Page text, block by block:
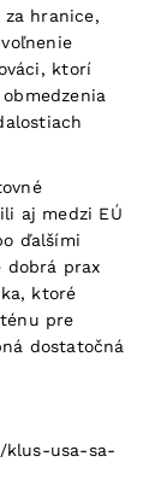
za hranice,
ktorí
aj medzi EÚ
ďalšími
dobrá prax
ktoré
pre
dostatočná
klus-usa-sa-